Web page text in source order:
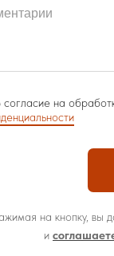
на
на кнопку, вы
и